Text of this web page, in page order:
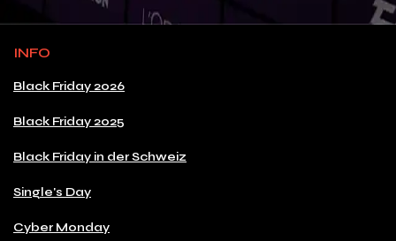
INFO
Black Friday 2026
Black Friday 2025
Black Friday in der Schweiz
Single's Day
Cyber Monday